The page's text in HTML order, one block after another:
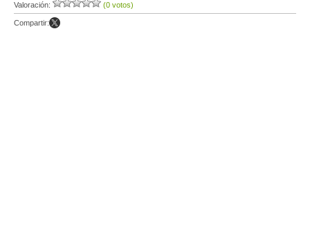
Valoración: (0 votos)
Compartir: